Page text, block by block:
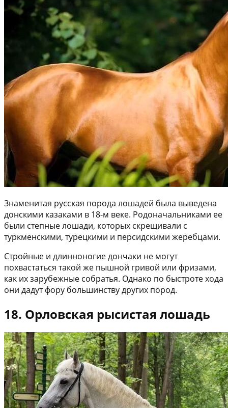
Знаменитая русская порода лошадей была выведена
донскими казаками в 18-м веке. Родоначальниками ее
были степные лошади, которых скрещивали с
туркменскими, турецкими и персидскими жеребцами.
Стройные и длинноногие дончаки не могут
похвастаться такой же пышной гривой или фризами,
как их зарубежные собратья. Однако по быстроте хода
они дадут фору большинству других пород.
18. Орловская рысистая лошадь